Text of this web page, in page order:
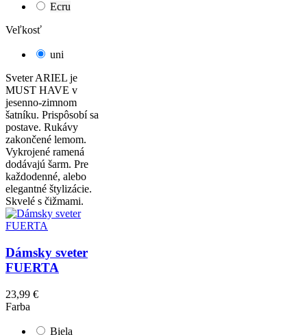
Ecru
Veľkosť
uni
Sveter ARIEL je
MUST HAVE v
jesenno-zimnom
šatníku. Prispôsobí sa
postave. Rukávy
zakončené lemom.
Vykrojené ramená
dodávajú šarm. Pre
každodenné, alebo
elegantné štylizácie.
Skvelé s čižmami.
Dámsky sveter
FUERTA
23,99 €
Farba
Biela